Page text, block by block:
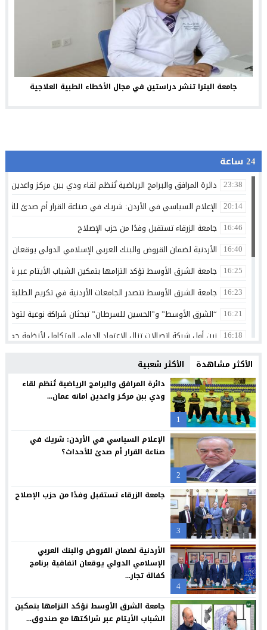
جامعة البترا تنشر دراستين في مجال الأخطاء الطبية العلاجية
24 ساعة
23:38 دائرة المرافق والبرامج الرياضية تُنظم لقاء ودي ببن مركـز واعدين
20:14 الإعلام السياسي في الأردن: شريك في صناعة القرار أم صدىً
16:46 جامعة الزرقاء تستقبل وفدًا من حزب الإصلاح
16:40 الأردنية لضمان القروض والبنك العربي الإسلامي الدولي يوقعان
16:25 جامعة الشرق الأوسط تؤكد التزامها بتمكين الشباب الأيتام عبر
16:23 جامعة الشرق الأوسط تتصدر الجامعات الأردنية في تكريم الطلبة
16:21 “الشرق الأوسط” و”الحسين للسرطان” تبحثان شراكة نوعية
16:18 زين أول شركة اتصالات تنال الاعتماد الدولي المتكامل لأنظمة حماية
مصاهرة ونسب تثمر عن خطوبة بين آل الشبلي وآل الرماضنة…
11:54 صندوق استثمار أموال الضمان الاجتماعي يصدر تقريره التاسع
23:25 البوتاس العربية: نموذج وطني يُحتذى به في المسؤولية
21:26 الدويري: حان الوقت لإعادة رسم مستقبل قطاع المقاولات وتعزيز
16:46 شركة الزرقاء للتعليم والاستثمار تعقد اجتماع الهيئة العامة غير
16:42 “صناعة عمان” تنظم ورشة تعريفية ببرامج الدعم التي تقدمها
16:38 Campaign Middle East تختار حملة أمنية “درب الأساطير” ضمن أبرز خمس حملات إبداعية في الشرق الأوسط لشهر حزيران
الأكثر مشاهدة الأكثر شعبية
1
دائرة المرافق والبرامج الرياضية تُنظم لقاء
ودي ببن مركـز واعدين امانه عمان...
2
الإعلام السياسي في الأردن: شريك في
صناعة القرار أم صدىً للأحداث؟
3
جامعة الزرقاء تستقبل وفدًا من حزب الإصلاح
4
الأردنية لضمان القروض والبنك العربي
الإسلامي الدولي يوقعان اتفاقية برنامج
كفالة تجار...
جامعة الشرق الأوسط تؤكد التزامها بتمكين
الشباب الأيتام عبر شراكتها مع صندوق...